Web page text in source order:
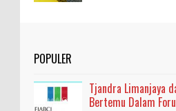
POPULER
Tjandra Limanjaya
Bertemu Dalam